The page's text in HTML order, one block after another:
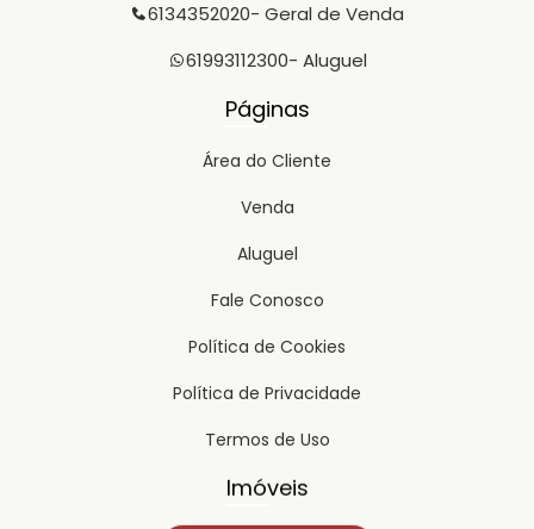
6134352020- Geral de Venda
61993112300- Aluguel
Páginas
Área do Cliente
Venda
Aluguel
Fale Conosco
Política de Cookies
Política de Privacidade
Termos de Uso
Imóveis